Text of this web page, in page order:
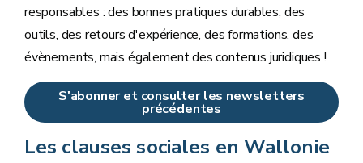
responsables : des bonnes pratiques durables, des
outils, des retours d'expérience, des formations, des
évènements, mais également des contenus juridiques !
S'abonner et consulter les newsletters
précédentes
Les clauses sociales en Wallonie